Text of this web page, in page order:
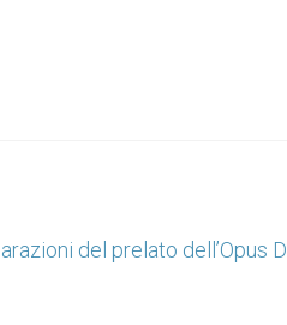
del prelato dell’Opus